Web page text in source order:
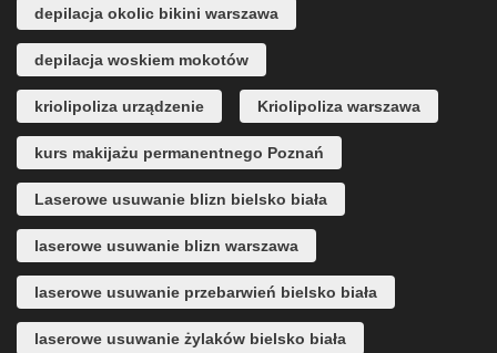
depilacja okolic bikini warszawa
depilacja woskiem mokotów
kriolipoliza urządzenie Kriolipoliza warszawa
kurs makijażu permanentnego Poznań
Laserowe usuwanie blizn bielsko biała
laserowe usuwanie blizn warszawa
laserowe usuwanie przebarwień bielsko biała
laserowe usuwanie żylaków bielsko biała